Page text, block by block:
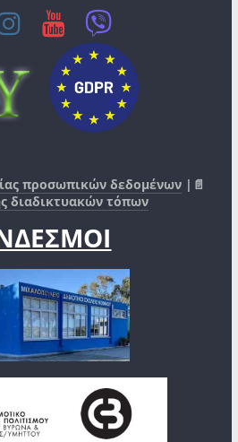
προσωπικών δεδομένων |📄
διαδικτυακών τόπων